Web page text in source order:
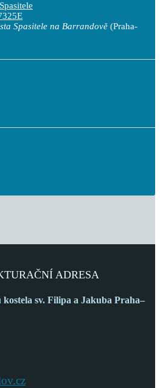
Spasitele na Barrandově (Praha-
ADRESA
kostela sv. Filipa a Jakuba Praha–